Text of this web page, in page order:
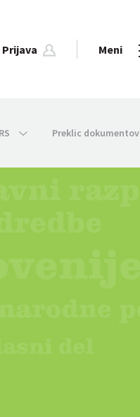
Prijava Meni
Preklic dokumentov